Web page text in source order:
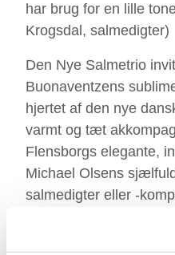
har brug for en lille
Krogsdal, salmedigter)
Den Nye Salmetrio
Buonaventzens
hjertet af den nye
varmt og tæt
Flensborgs elegante,
Michael Olsens
salmedigter eller -
bedre ambassadører